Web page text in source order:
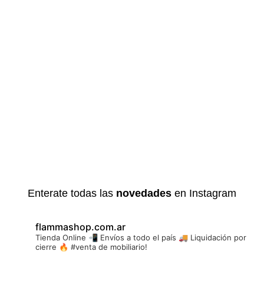
Enterate todas las novedades en Instagram
flammashop.com.ar
Tienda Online 📲 Envíos a todo el país 🚚 Liquidación por
cierre 🔥 #venta de mobiliario!